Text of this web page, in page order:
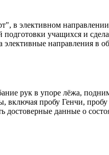
в элективном
подготовки учащихся и
направления в
рук в упоре лёжа,
пробу Генчи,
достоверные данные о